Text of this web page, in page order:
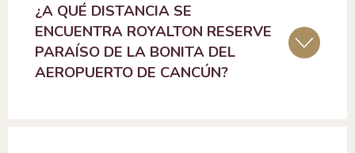
¿A QUÉ DISTANCIA SE
ENCUENTRA ROYALTON RESERVE
PARAÍSO DE LA BONITA DEL
AEROPUERTO DE CANCÚN?